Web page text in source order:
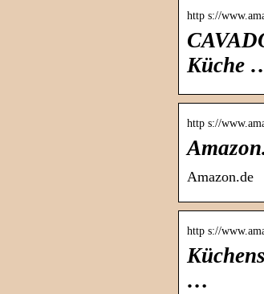
http s://
Küche
http s://
Amazon.de
http s://
…